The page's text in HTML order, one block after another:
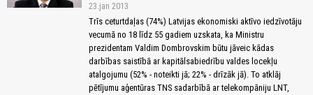
23.jan 2013
Trīs ceturtdaļas (74%) Latvijas ekonomiski aktīvo iedzīvotāju
vecumā no 18 līdz 55 gadiem uzskata, ka Ministru
prezidentam Valdim Dombrovskim būtu jāveic kādas
darbības saistībā ar kapitālsabiedrību valdes locekļu
atalgojumu (52% - noteikti jā; 22% - drīzāk jā). To atklāj
pētījumu aģentūras TNS sadarbībā ar telekompāniju LNT,